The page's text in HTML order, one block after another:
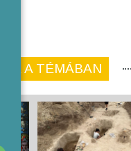
A TÉMÁBAN